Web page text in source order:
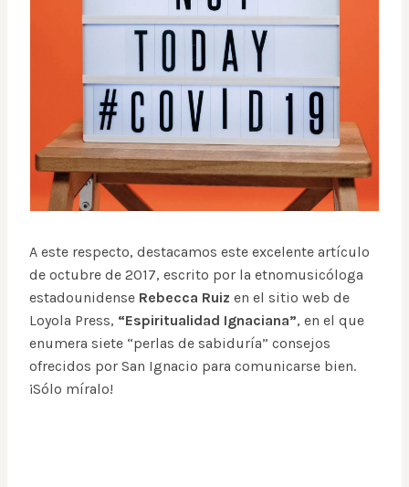
A este respecto, destacamos este excelente artículo
de octubre de 2017, escrito por la etnomusicóloga
estadounidense Rebecca Ruiz en el sitio web de
Loyola Press, “Espiritualidad Ignaciana”, en el que
enumera siete “perlas de sabiduría” consejos
ofrecidos por San Ignacio para comunicarse bien.
¡Sólo míralo!